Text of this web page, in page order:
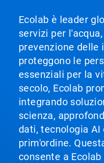
Ecolab è leader
servizi per
prevenzione delle
proteggono le
essenziali per la
secolo, Ecolab
integrando
scienza,
dati, tecnologia AI
prim'ordine.
consente a